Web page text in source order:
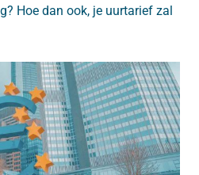
Hoe dan ook, je uurtarief zal